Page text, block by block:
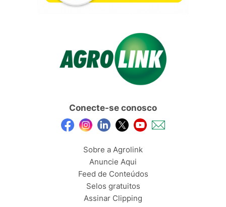
Conecte-se conosco
Sobre a Agrolink
Anuncie Aqui
Feed de Conteúdos
Selos gratuitos
Assinar Clipping